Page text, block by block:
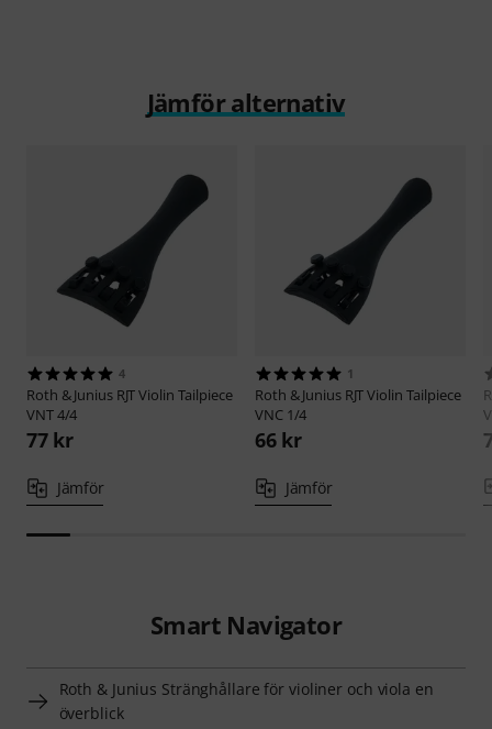
Jämför alternativ
4
Roth & Junius RJT Violin Tailpiece
VNT 4/4
77 kr
Jämför
1
Roth & Junius RJT Violin Tailpiece
VNC 1/4
66 kr
Jämför
Smart Navigator
Roth & Junius Stränghållare för violiner och viola en
överblick